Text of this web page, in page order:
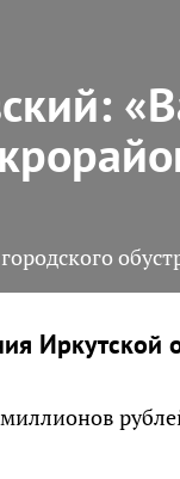
Иркутской